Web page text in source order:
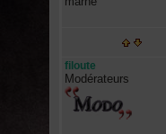
filoute
Modérateurs